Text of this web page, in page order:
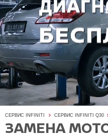
СЕРВИС INFINITI СЕРВИС INFINITI Q30
ЗАМЕНА